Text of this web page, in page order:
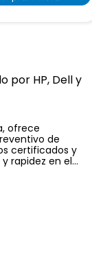
por HP, Dell y
ofrece
de
certificados y
rapidez en el